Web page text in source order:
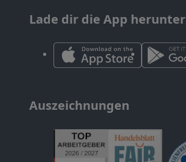
Lade dir die App herunter
Auszeichnungen